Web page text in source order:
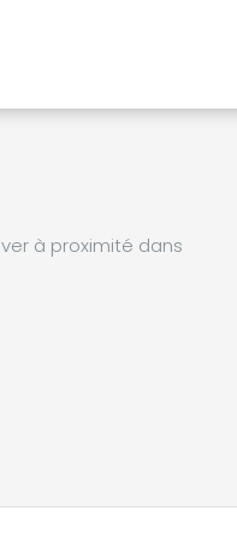
à proximité dans